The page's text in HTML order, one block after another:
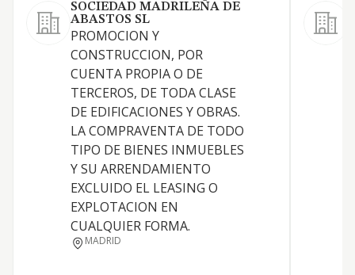
SOCIEDAD MADRILEÑA DE
ABASTOS SL
PROMOCION Y
CONSTRUCCION, POR
CUENTA PROPIA O DE
TERCEROS, DE TODA CLASE
DE EDIFICACIONES Y OBRAS.
LA COMPRAVENTA DE TODO
TIPO DE BIENES INMUEBLES
Y SU ARRENDAMIENTO
EXCLUIDO EL LEASING O
EXPLOTACION EN
CUALQUIER FORMA.
MADRID